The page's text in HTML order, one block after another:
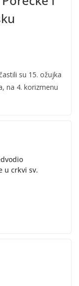
su 15. ožujka
na 4. korizmenu
u crkvi sv.